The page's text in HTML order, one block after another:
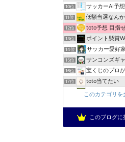
10位 サッカーAI予
11位 低額当選なんかい
12位 toto予想 目指せ
13位 ポイント懸賞
14位 サッカー愛好
15位 サンコンズギャ
16位 宝くじのプロが執筆
17位 toto当てたい
夢見るtoto
トトルンデス
このカテゴリを
このブログに